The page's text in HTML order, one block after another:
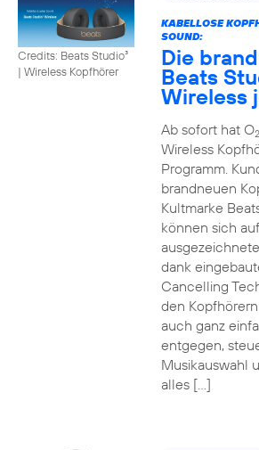
Credits: Beats Studio³
| Wireless Kopfhörer
KABELLOSE
SOUND:
Die
Beats
Wireless
Ab sofort hat O2
Wireless
Programm.
brandneuen
Kultmarke
können sich
dank
Cancelling
den
auch ganz
entgegen,
Musikauswahl
alles […]